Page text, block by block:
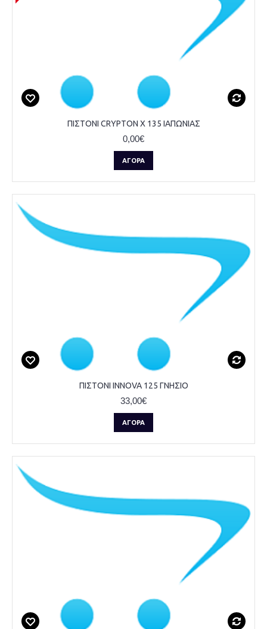
ΠΙΣΤΟΝΙ CRYPTON X 135 ΙΑΠΩΝΙΑΣ
0,00€
ΑΓΟΡΆ
ΠΙΣΤΟΝΙ INNOVA 125 ΓΝΗΣΙΟ
33,00€
ΑΓΟΡΆ